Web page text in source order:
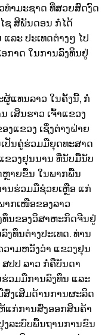
ທຳ​ມະ​ຊາດ​ ທີ່ສວຍ​ສົດ​ງົດ​
ຊ ສີ​ພັນ​ດອນ ກໍ່​ໄດ້​
ລະ ປະ​ເທດ​ຕ່າງໆ ​ໄປ​
ກາດ ​ໃນ​ການ​ລົງທຶນ​ຢູ່​
ຜູ້​ແທນ​ລາວ ​ໃນ​ຄັ້ງນີ້, ກໍ່​
ເສິນ​ຮາວ ​ເຈົ້າ​ແຂວງ
ແຂວງ ​ເຊິ່ງຕ່າງ​ຝ່າຍ
ປັນ​ຄູ່​ຮ່ວມ​ມື​ຍຸດ​ທະ​ສາດ
ຂວງ​ຢຸນນານ ທີ່​ນັບ​ມື້ນັບ​
າຍຂຶ້ນ ​ໃນ​ພາກພື້ນ
ນ​ຮ່ວມ​ມື​ຊ່ວຍ​ເຫຼືອ ​ແກ່
າກ​ເໜືອຂອງ​ລາວ
ນ​ຂອງ​ວິ​ສາ​ຫະກິດ​ຈີນ​ຢູ່​
ທຶນ​ຕ່າງປະ​ເທດ. ທ່ານ​
າມ​ຫວັງ​ວ່າ ​ແຂວງ​ຢຸນ
ປປ ລາວ ກໍ່ຄື​ບັນດາ​
ວມ​ມື​ການ​ລົງທຶນ ​ແລະ
ສົ່ງ​ເສີມ​ດ້ານ​ການ​ຜະລິດ​
ແກ່​ການສົ່ງ​ອອກ​ສິນຄ້າ​
ງ​ລະບົບ​ພື້ນຖານ​ການ​ຂົນ​